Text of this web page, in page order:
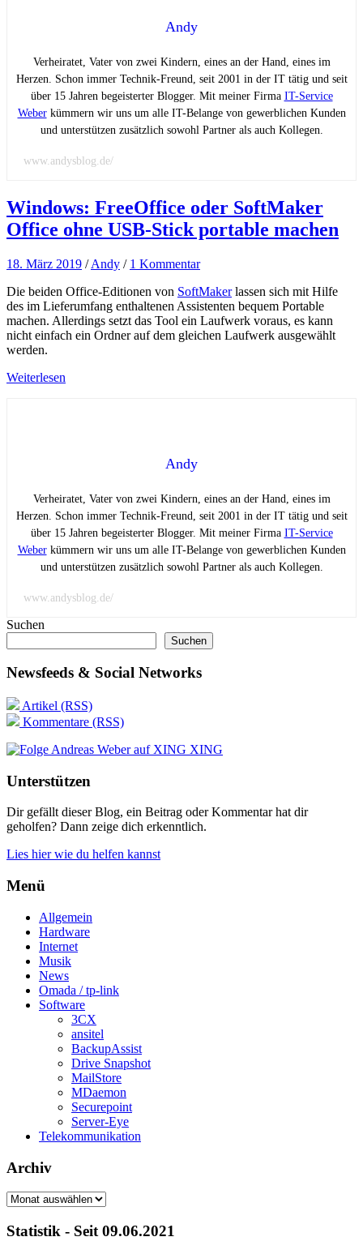
Andy
Verheiratet, Vater von zwei Kindern, eines an der Hand, eines im
Herzen. Schon immer Technik-Freund, seit 2001 in der IT tätig und seit
über 15 Jahren begeisterter Blogger. Mit meiner Firma IT-Service
Weberkümmern wir uns um alle IT-Belange von gewerblichen Kunden
und unterstützen zusätzlich sowohl Partner als auch Kollegen.
www.andysblog.de/
Windows: FreeOffice oder SoftMaker
Office ohne USB-Stick portable machen
18. März 2019 /Andy / 1 Kommentar
Die beiden Office-Editionen von SoftMakerlassen sich mit Hilfe
des im Lieferumfang enthaltenen Assistenten bequem Portable
machen. Allerdings setzt das Tool ein Laufwerk voraus, es kann
nicht einfach ein Ordner auf dem gleichen Laufwerk ausgewählt
werden.
Weiterlesen
Andy
Verheiratet, Vater von zwei Kindern, eines an der Hand, eines im
Herzen. Schon immer Technik-Freund, seit 2001 in der IT tätig und seit
über 15 Jahren begeisterter Blogger. Mit meiner Firma IT-Service
Weberkümmern wir uns um alle IT-Belange von gewerblichen Kunden
und unterstützen zusätzlich sowohl Partner als auch Kollegen.
www.andysblog.de/
Suchen
Suchen
Newsfeeds & Social Networks
Artikel (RSS)
Kommentare (RSS)
XING
Unterstützen
Dir gefällt dieser Blog, ein Beitrag oder Kommentar hat dir
geholfen? Dann zeige dich erkenntlich.
Lies hier wie du helfen kannst
Menü
Allgemein
Hardware
Internet
Musik
News
Omada / tp-link
Software
3CX
ansitel
BackupAssist
Drive Snapshot
MailStore
MDaemon
Securepoint
Server-Eye
Telekommunikation
Archiv
Archiv
Statistik - Seit 09.06.2021